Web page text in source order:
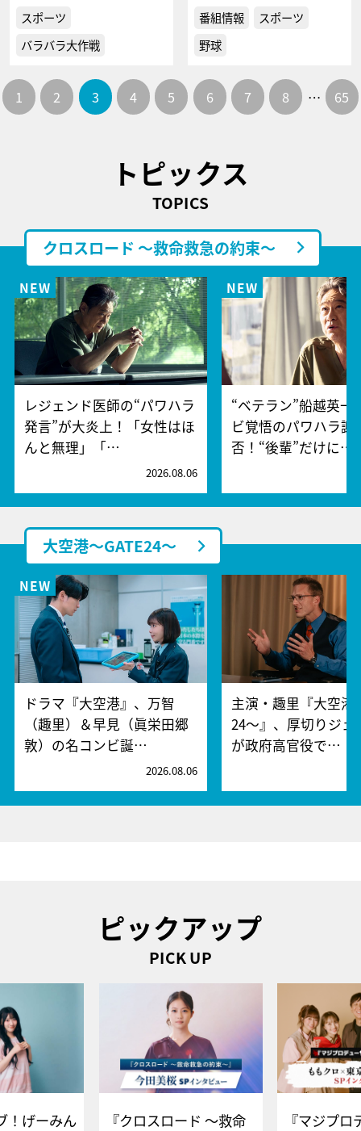
スポーツ
バラバラ大作戦
番組情報
スポーツ
野球
1 2 3 4 5 6 7 8 … 65
トピックス
TOPICS
クロスロード ～救命救急の約束～
レジェンド医師の“パワハラ
発言”が大炎上！「女性はほ
んと無理」「…
2026.08.06
“ベテラン”船越英一
ビ覚悟のパワハラ謝
否！“後輩”だけに…
大空港～GATE24～
ドラマ『大空港』、万智
（趣里）＆早見（眞栄田郷
敦）の名コンビ誕…
2026.08.06
主演・趣里『大空港
24～』、厚切りジェ
が政府高官役で…
ピックアップ
PICK UP
！げーみん
『クロスロード ～救命
『マジプロ